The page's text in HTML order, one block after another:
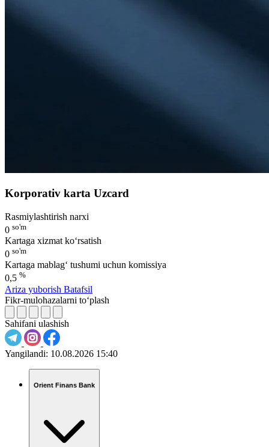
Korporativ karta Uzcard
Rasmiylashtirish narxi
0 so'm
Kartaga xizmat ko‘rsatish
0 so'm
Kartaga mablag‘ tushumi uchun komissiya
0,5 %
Ariza yuborish Batafsil
Fikr-mulohazalarni to‘plash
Sahifani ulashish
Yangilandi: 10.08.2026 15:40
Orient Finans Bank